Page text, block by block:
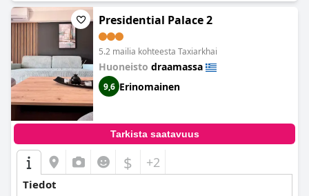
Presidential Palace 2
5.2 mailia kohteesta Taxiarkhai
Huoneisto draamassa
9,6 Erinomainen
Tarkista saatavuus
$ +2
Tiedot